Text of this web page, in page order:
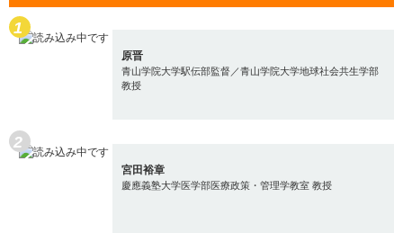
原晋
青山学院大学駅伝部監督／青山学院大学地球社会共生学部
教授
宮田裕章
慶應義塾大学医学部医療政策・管理学教室 教授